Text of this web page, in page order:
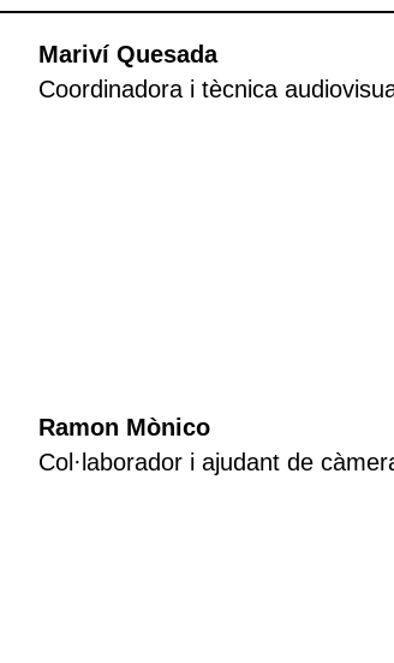
Mariví Quesada
Coordinadora i tècnica
Ramon Mònico
Col·laborador i ajudant de